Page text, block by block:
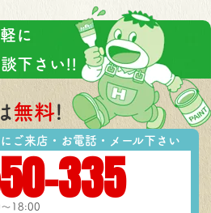
に
下さい!!
無料!
ご来店・お電話・メール下さい
335
18:00